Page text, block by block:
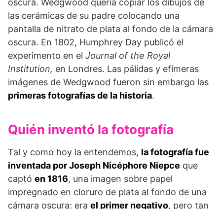
las cerámicas de su padre colocando una
pantalla de nitrato de plata al fondo de la cámara
oscura. En 1802, Humphrey Day publicó el
experimento en el Journal of the Royal
Institution, en Londres. Las pálidas y efímeras
imágenes de Wedgwood fueron sin embargo las
primeras fotografías de la historia.
Quién inventó la fotografía
Tal y como hoy la entendemos, la fotografía fue
inventada por Joseph Nicéphore Niepce que
captó en 1816, una imagen sobre papel
impregnado en cloruro de plata al fondo de una
cámara oscura: era el primer negativo, pero tan